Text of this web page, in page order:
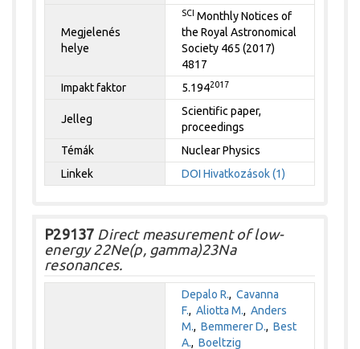
Megjelenés
helye
SCI Monthly Notices of
the Royal Astronomical
Society 465 (2017)
4817
Impakt faktor
5.1942017
Jelleg
Scientific paper,
proceedings
Témák
Nuclear Physics
Linkek
DOI Hivatkozások (1)
P29137 Direct measurement of low-
energy 22Ne(p, gamma)23Na
resonances.
Depalo R.,Cavanna
F.,Aliotta M.,Anders
M.,Bemmerer D.,Best
A.,Boeltzig